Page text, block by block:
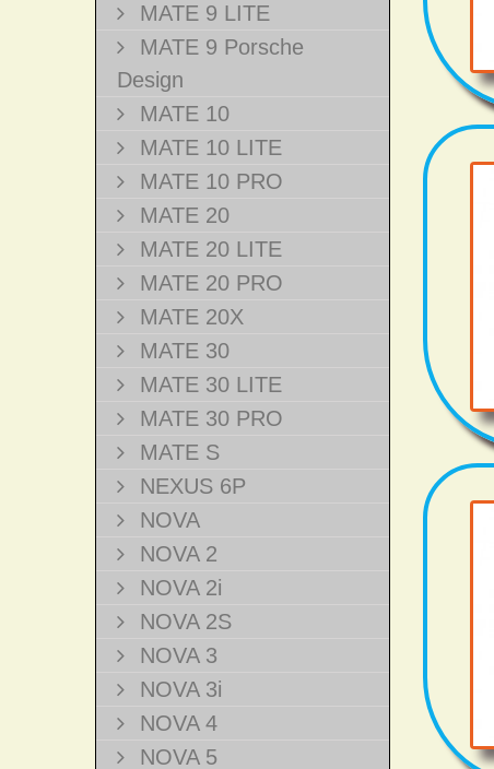
MATE 9 LITE
MATE 9 Porsche
Design
MATE 10
MATE 10 LITE
MATE 10 PRO
MATE 20
MATE 20 LITE
MATE 20 PRO
MATE 20X
MATE 30
MATE 30 LITE
MATE 30 PRO
MATE S
NEXUS 6P
NOVA
NOVA 2
NOVA 2i
NOVA 2S
NOVA 3
NOVA 3i
NOVA 4
NOVA 5